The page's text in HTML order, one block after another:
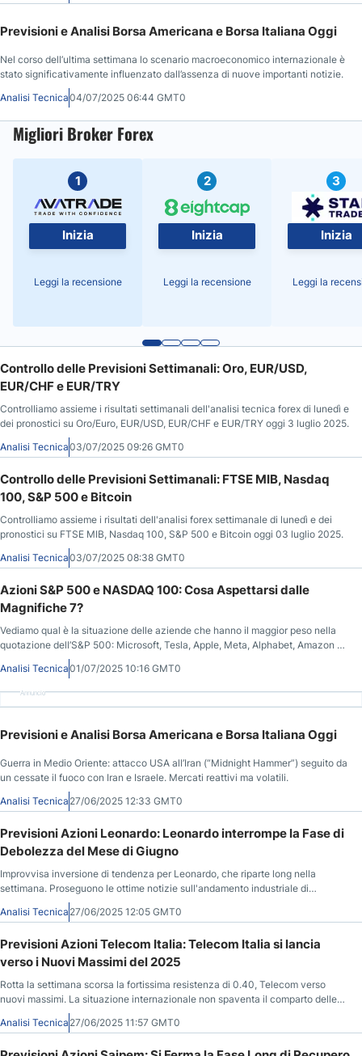
Previsioni e Analisi Borsa Americana e Borsa Italiana Oggi
Nel corso dell’ultima settimana lo scenario macroeconomico internazionale è
stato significativamente influenzato dall’assenza di nuove importanti notizie.
Analisi Tecnica04/07/2025 06:44 GMT0
Migliori Broker Forex
1
Inizia
Leggi la recensione
2
Inizia
Leggi la recensione
3
Inizia
Leggi la
Controllo delle Previsioni Settimanali: Oro, EUR/USD,
EUR/CHF e EUR/TRY
Controlliamo assieme i risultati settimanali dell'analisi tecnica forex di lunedì e
dei pronostici su Oro/Euro, EUR/USD, EUR/CHF e EUR/TRY oggi 3 luglio 2025.
Analisi Tecnica03/07/2025 09:26 GMT0
Controllo delle Previsioni Settimanali: FTSE MIB, Nasdaq
100, S&P 500 e Bitcoin
Controlliamo assieme i risultati dell'analisi forex settimanale di lunedì e dei
pronostici su FTSE MIB, Nasdaq 100, S&P 500 e Bitcoin oggi 03 luglio 2025.
Analisi Tecnica03/07/2025 08:38 GMT0
Azioni S&P 500 e NASDAQ 100: Cosa Aspettarsi dalle
Magnifiche 7?
Vediamo qual è la situazione delle aziende che hanno il maggior peso nella
quotazione dell’S&P 500: Microsoft, Tesla, Apple, Meta, Alphabet, Amazon e
Nvidia oggi 01/07.
Analisi Tecnica01/07/2025 10:16 GMT0
Annuncio
Previsioni e Analisi Borsa Americana e Borsa Italiana Oggi
Guerra in Medio Oriente: attacco USA all’Iran (“Midnight Hammer”) seguito da
un cessate il fuoco con Iran e Israele. Mercati reattivi ma volatili.
Analisi Tecnica 27/06/2025 12:33 GMT0
Previsioni Azioni Leonardo: Leonardo interrompe la Fase di
Debolezza del Mese di Giugno
Improvvisa inversione di tendenza per Leonardo, che riparte long nella
settimana. Proseguono le ottime notizie sull'andamento industriale di
Analisi Tecnica 27/06/2025 12:05 GMT0
Previsioni Azioni Telecom Italia: Telecom Italia si lancia
verso i Nuovi Massimi del 2025
Rotta la settimana scorsa la fortissima resistenza di 0.40, Telecom verso
nuovi massimi. La situazione internazionale non spaventa il comparto delle
telecomunicazioni.
Analisi Tecnica 27/06/2025 11:57 GMT0